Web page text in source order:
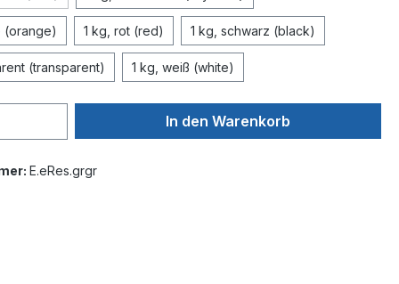
(orange) 1 kg, rot (red) 1 kg, schwarz (black)
(transparent) 1 kg, weiß (white)
In den Warenkorb
E.eRes.grgr